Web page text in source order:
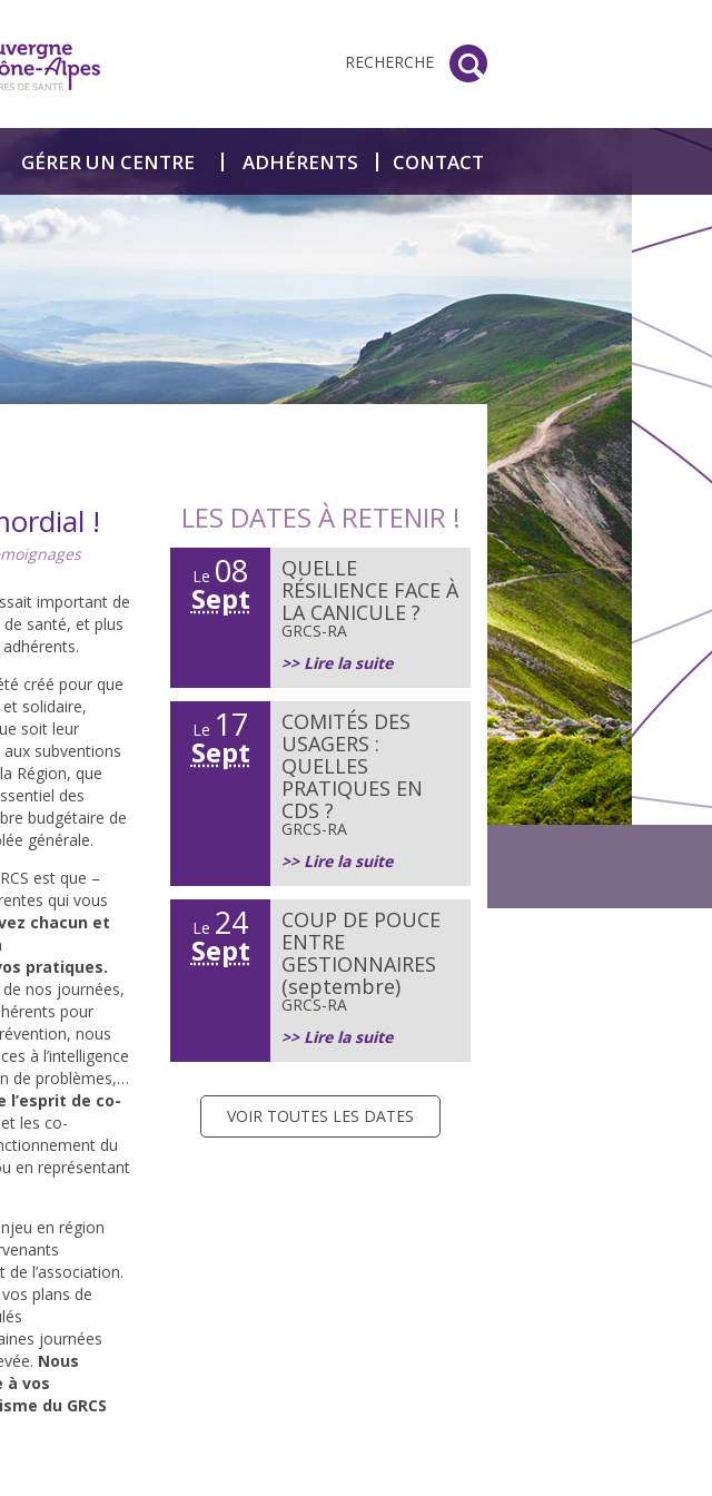
RECHERCHE
GÉRER UN CENTRE ADHÉRENTS CONTACT
!
important de
santé, et plus
créé pour que
solidaire,
soit leur
subventions
Région, que
des
budgétaire de
générale.
est que –
qui vous
chacun et
pratiques.
de nos journées,
pour
nous
à l’intelligence
de problèmes,…
de co-
les co-
du
en représentant
en région
l’association.
plans de
journées
Nous
à vos
du GRCS
LES DATES À RETENIR !
Le 08
Sept
QUELLE
RÉSILIENCE FACE À
LA CANICULE ?
GRCS-RA
>> Lire la suite
Le 17
Sept
COMITÉS DES
USAGERS :
QUELLES
PRATIQUES EN
CDS ?
GRCS-RA
>> Lire la suite
Le 24
Sept
COUP DE POUCE
ENTRE
GESTIONNAIRES
(septembre)
GRCS-RA
>> Lire la suite
VOIR TOUTES LES DATES